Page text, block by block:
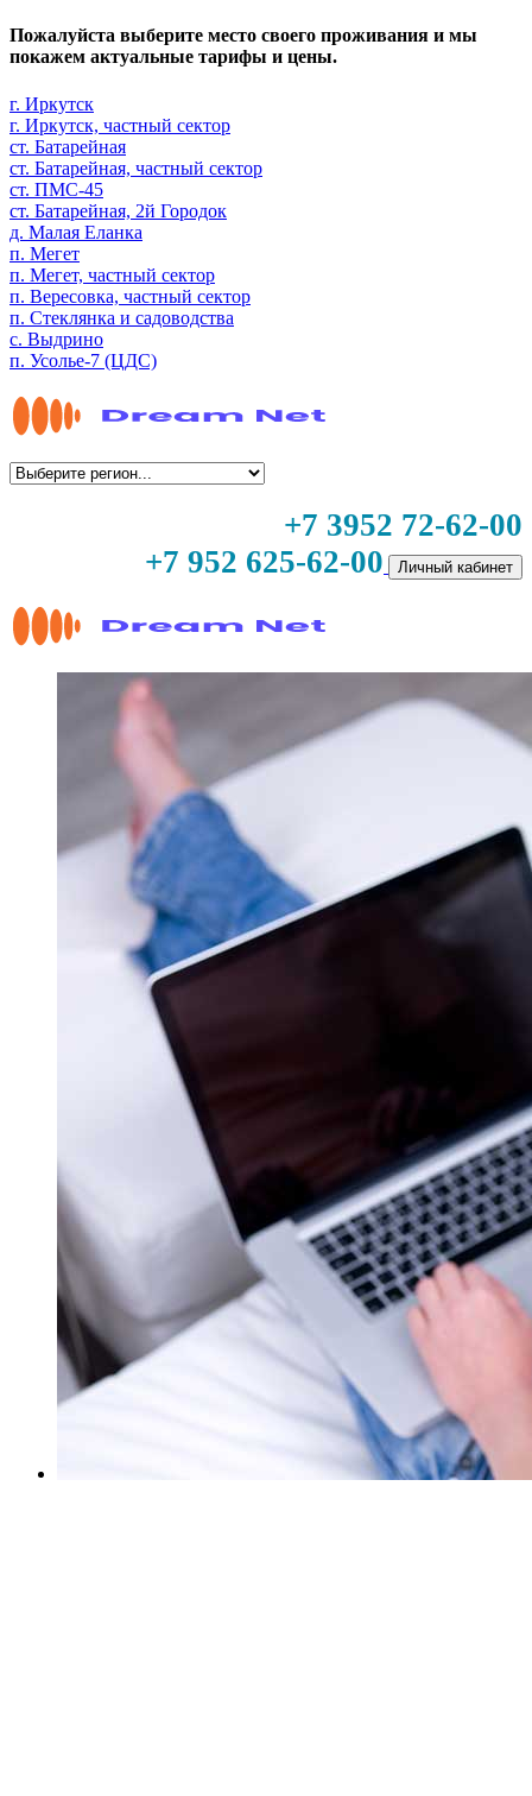
Пожалуйста выберите место своего проживания и мы
покажем актуальные тарифы и цены.
г. Иркутск
г. Иркутск, частный сектор
ст. Батарейная
ст. Батарейная, частный сектор
ст. ПМС-45
ст. Батарейная, 2й Городок
д. Малая Еланка
п. Мегет
п. Мегет, частный сектор
п. Вересовка, частный сектор
п. Стеклянка и садоводства
с. Выдрино
п. Усолье-7 (ЦДС)
+7 3952 72-62-00
+7 952 625-62-00
Личный кабинет